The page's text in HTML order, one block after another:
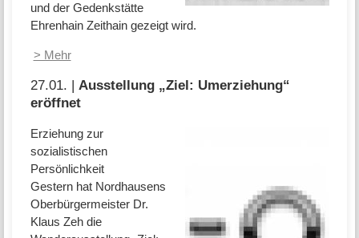
und der Gedenkstätte
Ehrenhain Zeithain gezeigt wird.
> Mehr
27.01. | Ausstellung „Ziel: Umerziehung“
eröffnet
Erziehung zur
sozialistischen
Persönlichkeit
Gestern hat Nordhausens
Oberbürgermeister Dr.
Klaus Zeh die